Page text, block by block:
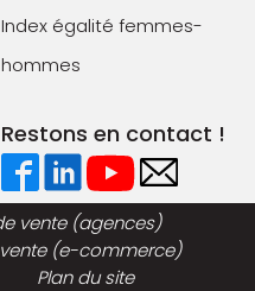
Index égalité femmes-
hommes
Restons en contact !
vente (agences)
(e-commerce)
Plan du site